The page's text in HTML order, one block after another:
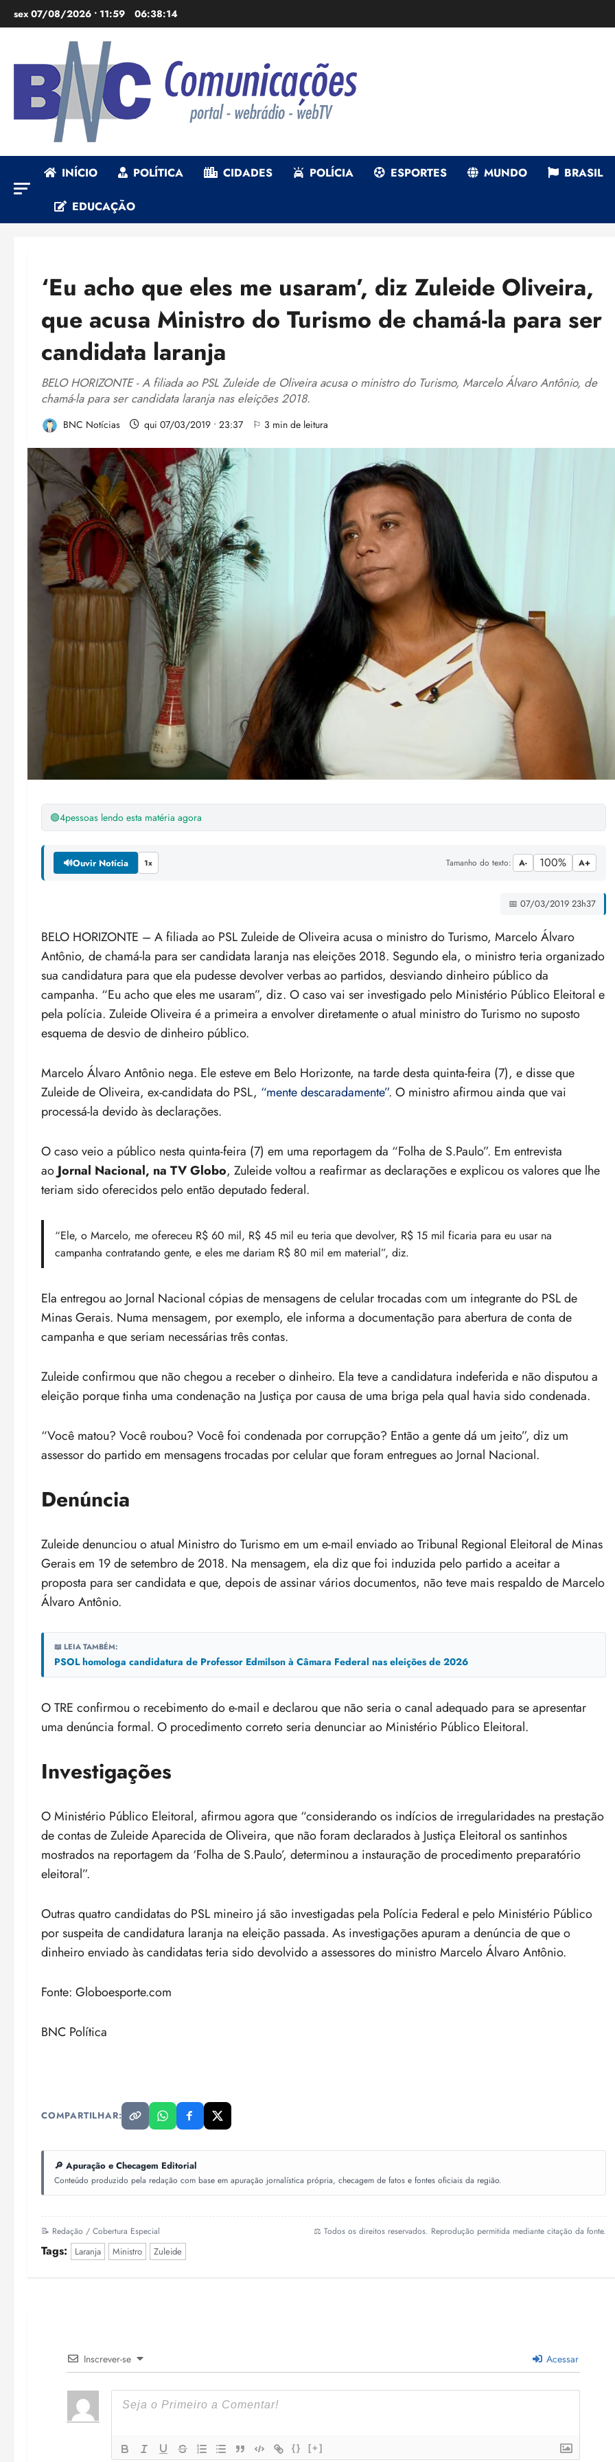
para
sex 07/08/2026 • 11:59 06:38:15
INÍCIO POLÍTICA CIDADES POLÍCIA ESPORTES MUNDO BRASIL
EDUCAÇÃO
‘Eu acho que eles me usaram’, diz Zuleide Oliveira,
que acusa Ministro do Turismo de chamá-la para ser
candidata laranja
BELO HORIZONTE - A filiada ao PSL Zuleide de Oliveira acusa o ministro do Turismo, Marcelo Álvaro Antônio, de
chamá-la para ser candidata laranja nas eleições 2018.
BNC Notícias qui 07/03/2019 • 23:37 ⚐ 3 min de leitura
🟢4pessoas lendo esta matéria agora
🔊Ouvir Notícia 1x Tamanho do texto: A- 100% A+
📅 07/03/2019 23h37
BELO HORIZONTE – A filiada ao PSL Zuleide de Oliveira acusa o ministro do Turismo, Marcelo Álvaro
Antônio, de chamá-la para ser candidata laranja nas eleições 2018. Segundo ela, o ministro teria organizado
sua candidatura para que ela pudesse devolver verbas ao partidos, desviando dinheiro público da
campanha. “Eu acho que eles me usaram”, diz. O caso vai ser investigado pelo Ministério Público Eleitoral e
pela polícia. Zuleide Oliveira é a primeira a envolver diretamente o atual ministro do Turismo no suposto
esquema de desvio de dinheiro público.
Marcelo Álvaro Antônio nega. Ele esteve em Belo Horizonte, na tarde desta quinta-feira (7), e disse que
Zuleide de Oliveira, ex-candidata do PSL, “mente descaradamente”. O ministro afirmou ainda que vai
processá-la devido às declarações.
O caso veio a público nesta quinta-feira (7) em uma reportagem da “Folha de S.Paulo”. Em entrevista
aoJornal Nacional, na TV Globo, Zuleide voltou a reafirmar as declarações e explicou os valores que lhe
teriam sido oferecidos pelo então deputado federal.
“Ele, o Marcelo, me ofereceu R$ 60 mil, R$ 45 mil eu teria que devolver, R$ 15 mil ficaria para eu usar na
campanha contratando gente, e eles me dariam R$ 80 mil em material”, diz.
Ela entregou ao Jornal Nacional cópias de mensagens de celular trocadas com um integrante do PSL de
Minas Gerais. Numa mensagem, por exemplo, ele informa a documentação para abertura de conta de
campanha e que seriam necessárias três contas.
Zuleide confirmou que não chegou a receber o dinheiro. Ela teve a candidatura indeferida e não disputou a
eleição porque tinha uma condenação na Justiça por causa de uma briga pela qual havia sido condenada.
“Você matou? Você roubou? Você foi condenada por corrupção? Então a gente dá um jeito”, diz um
assessor do partido em mensagens trocadas por celular que foram entregues ao Jornal Nacional.
Denúncia
Zuleide denunciou o atual Ministro do Turismo em um e-mail enviado ao Tribunal Regional Eleitoral de Minas
Gerais em 19 de setembro de 2018. Na mensagem, ela diz que foi induzida pelo partido a aceitar a
proposta para ser candidata e que, depois de assinar vários documentos, não teve mais respaldo de Marcelo
Álvaro Antônio.
📖 LEIA TAMBÉM:
PSOL homologa candidatura de Professor Edmilson à Câmara Federal nas eleições de 2026
O TRE confirmou o recebimento do e-mail e declarou que não seria o canal adequado para se apresentar
uma denúncia formal. O procedimento correto seria denunciar ao Ministério Público Eleitoral.
Investigações
O Ministério Público Eleitoral, afirmou agora que “considerando os indícios de irregularidades na prestação
de contas de Zuleide Aparecida de Oliveira, que não foram declarados à Justiça Eleitoral os santinhos
mostrados na reportagem da ‘Folha de S.Paulo’, determinou a instauração de procedimento preparatório
eleitoral”.
Outras quatro candidatas do PSL mineiro já são investigadas pela Polícia Federal e pelo Ministério Público
por suspeita de candidatura laranja na eleição passada. As investigações apuram a denúncia de que o
dinheiro enviado às candidatas teria sido devolvido a assessores do ministro Marcelo Álvaro Antônio.
Fonte: Globoesporte.com
BNC Política
COMPARTILHAR:
🔎 Apuração e Checagem Editorial
Conteúdo produzido pela redação com base em apuração jornalística própria, checagem de fatos e fontes oficiais da região.
📝 Redação / Cobertura Especial ⚖️ Todos os direitos reservados. Reprodução permitida mediante citação da fonte.
Tags: Laranja Ministro Zuleide
Inscrever-se Acessar
{} [+]